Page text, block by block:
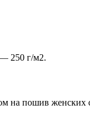
— 250 г/м2.
на пошив женских